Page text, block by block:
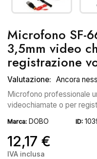
Microfono SF-
3,5mm video
registrazione
Valutazione: Ancora
Microfono professionale
videochiamate o per
Marca: DOBO ID:
12,17 €
IVA inclusa